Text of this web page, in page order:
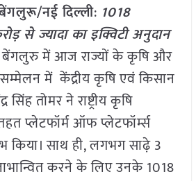
नई दिल्ली: 1018
से ज्यादा का इक्विटी अनुदान
बेंगलुरु में आज राज्यों के कृषि और
सम्मेलन में केंद्रीय कृषि एवं किसान
सिंह तोमर ने राष्ट्रीय कृषि
प्लेटफॉर्म ऑफ प्लेटफॉर्म्स
किया। साथ ही, लगभग साढ़े 3
करने के लिए उनके 1018